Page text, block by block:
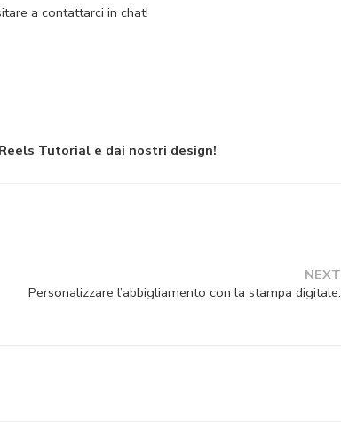
a contattarci in chat!
Tutorial e dai nostri design!
NEXT
Personalizzare l’abbigliamento con la stampa digitale.